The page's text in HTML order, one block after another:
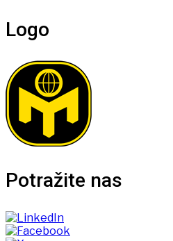
Logo
Potražite nas